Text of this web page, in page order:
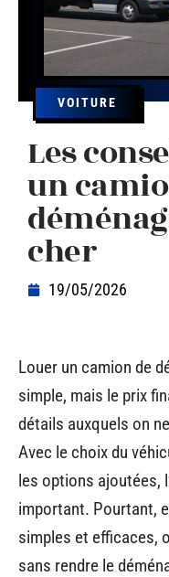
VOITURE
Les
un
cher
19/05/2026
Louer un camion de
simple, mais le prix
détails auxquels on
Avec le choix du
les options ajoutées,
important. Pourtant,
simples et efficaces,
sans rendre le